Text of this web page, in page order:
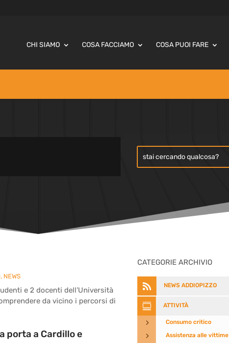
CHI SIAMO COSA FACCIAMO COSA PUOI FARE
, NEWS
e 2 docenti dell’Università
da vicino i percorsi di
porta a Cardillo e
CATEGORIE ARCHIVIO
 NEWS ADDIOPIZZO
 ATTIVITÀ
5 Consumo critico
5 Assistenza alle vittime